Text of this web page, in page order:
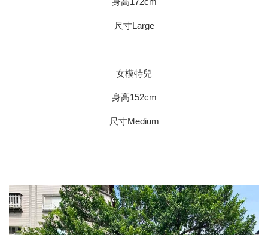
尺寸Large
女模特兒
身高152cm
尺寸Medium